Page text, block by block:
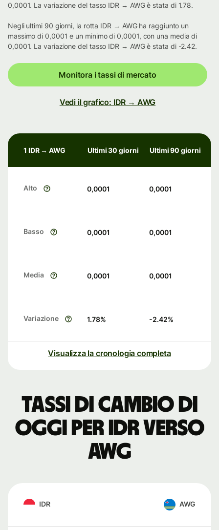
0,0001. La variazione del tasso IDR → AWG è stata di 1.78.
Negli ultimi 90 giorni, la rotta IDR → AWG ha raggiunto un
massimo di 0,0001 e un minimo di 0,0001, con una media di
0,0001. La variazione del tasso IDR → AWG è stata di -2.42.
Monitora i tassi di mercato
Vedi il grafico: IDR → AWG
1 IDR → AWG Ultimi 30 giorni Ultimi 90 giorni
Alto 0,0001 0,0001
Basso 0,0001 0,0001
Media 0,0001 0,0001
Variazione 1.78% -2.42%
Visualizza la cronologia completa
Tassi di cambio di
oggi per IDR verso
AWG
IDR AWG